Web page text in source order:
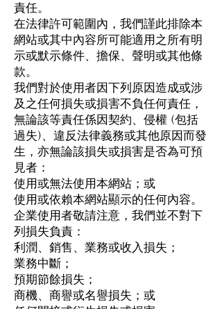
責任。
在法律許可範圍內，我們謹此排除本
網站或其中內容所可能適用之所有明
示或默示條件、擔保、聲明或其他條
款。
我們對於使用者因下列原因造成或涉
及之任何損失或損害不負任何責任，
無論該等責任係因契約、侵權 (包括
過失)、違反法律義務或其他原因而發
生，亦無論該損失或損害是否為可預
見者：
使用或無法使用本網站；或
使用或依賴本網站顯示的任何內容。
企業使用者敬請注意，我們並不對下
列損失負責：
利潤、銷售、業務或收入損失；
業務中斷；
預期節餘損失；
商機、商譽或名譽損失；或